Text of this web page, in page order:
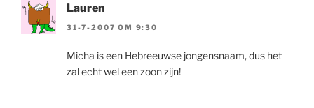
Lauren
31-7-2007 OM 9:30
Micha is een Hebreeuwse jongensnaam, dus het
zal echt wel een zoon zijn!